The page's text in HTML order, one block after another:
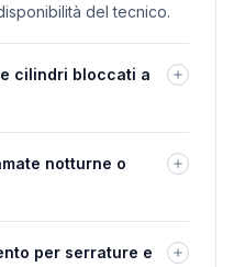
del tecnico.
cilindri bloccati a
notturne o
per serrature e